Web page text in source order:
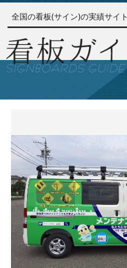
全国の看板(サイン)の実績サイト